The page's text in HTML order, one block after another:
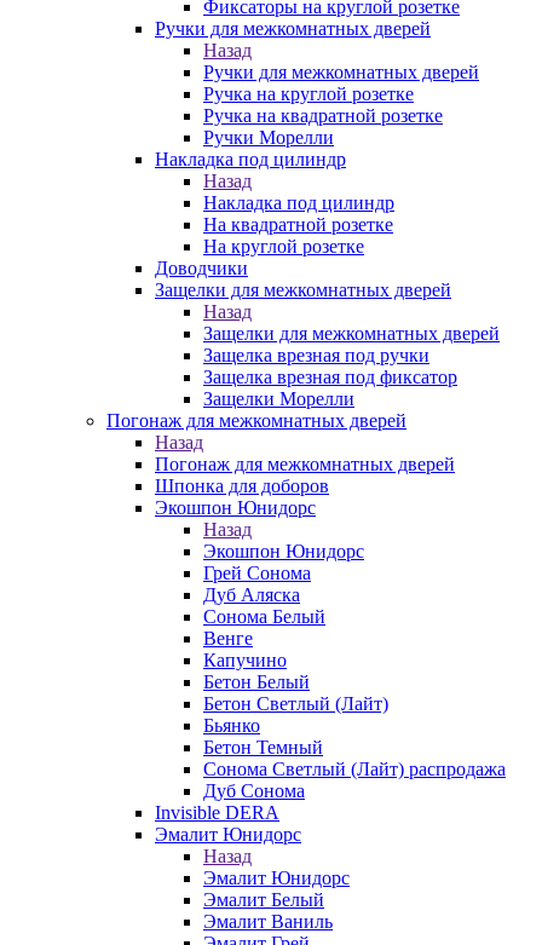
Фиксаторы на круглой розетке
Ручки для межкомнатных дверей
Назад
Ручки для межкомнатных дверей
Ручка на круглой розетке
Ручка на квадратной розетке
Ручки Морелли
Накладка под цилиндр
Назад
Накладка под цилиндр
На квадратной розетке
На круглой розетке
Доводчики
Защелки для межкомнатных дверей
Назад
Защелки для межкомнатных дверей
Защелка врезная под ручки
Защелка врезная под фиксатор
Защелки Морелли
Погонаж для межкомнатных дверей
Назад
Погонаж для межкомнатных дверей
Шпонка для доборов
Экошпон Юнидорс
Назад
Экошпон Юнидорс
Грей Сонома
Дуб Аляска
Сонома Белый
Венге
Капучино
Бетон Белый
Бетон Светлый (Лайт)
Бьянко
Бетон Темный
Сонома Светлый (Лайт) распродажа
Дуб Сонома
Invisible DERA
Эмалит Юнидорс
Назад
Эмалит Юнидорс
Эмалит Белый
Эмалит Ваниль